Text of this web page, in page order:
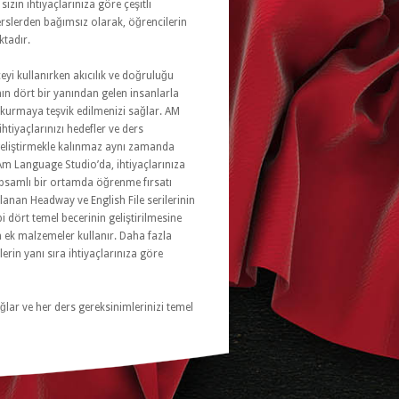
ihtiyaçlarınıza göre çeşitli
bağımsız olarak, öğrencilerin
kullanırken akıcılık ve doğruluğu
dört bir yanından gelen insanlarla
teşvik edilmenizi sağlar. AM
hedefler ve ders
kalınmaz aynı zamanda
Language Studio’da, ihtiyaçlarınıza
bir ortamda öğrenme fırsatı
Headway ve English File serilerinin
dört temel becerinin geliştirilmesine
malzemeler kullanır. Daha fazla
yanı sıra ihtiyaçlarınıza göre
ve her ders gereksinimlerinizi temel